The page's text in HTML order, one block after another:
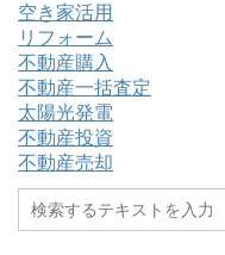
空き家活用
リフォーム
不動産購入
不動産一括査定
太陽光発電
不動産投資
不動産売却